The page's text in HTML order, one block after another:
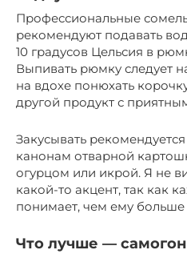
Профессиональные
рекомендуют подавать
10 градусов Цельсия в
Выпивать рюмку следует
на вдохе понюхать
другой продукт с
Закусывать
канонам отварной
огурцом или икрой. Я не
какой-то акцент, так как
понимает, чем ему больше
Что лучше —